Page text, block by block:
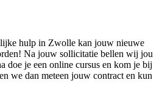
hulp in Zwolle kan jouw nieuwe
Na jouw sollicitatie bellen wij jou
doe je een online cursus en kom je bij
we dan meteen jouw contract en kun